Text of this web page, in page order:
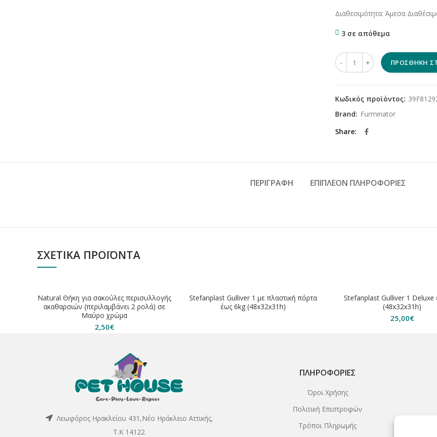
was:
62,80€.
τιμή
Διαθεσιμότητα: Άμεσα
3 σε απόθεμα
Furminator Βούρτσα Large
ΠΡΟΣΘΉΚΗ
Κωδικός προϊόντος:
Brand: Furminator
Share
ΠΕΡΙΓΡΑΦΉ ΕΠΙΠΛΈΟΝ ΠΛΗΡΟΦΟΡΊΕΣ
ΣΧΕΤΙΚΆ ΠΡΟΪΌΝΤΑ
Natural Θήκη για σακούλες περισυλλογής
ακαθαρσιών (περιλαμβάνει 2 ρολά) σε
Μαύρο χρώμα
2,50€
Stefanplast Gulliver 1 με πλαστική πόρτα
έως 6kg (48x32x31h)
Stefanplast Gulliver 1 Deluxe
(48x32x31h)
25,00€
Λεωφόρος Ηρακλείου 431,Νέο Ηράκλειο Αττικής,
Τ.Κ 14122
ΠΛΗΡΟΦΟΡΊΕΣ
Όροι Χρήσης
Πολιτική Επιστροφών
Τρόποι Πληρωμής